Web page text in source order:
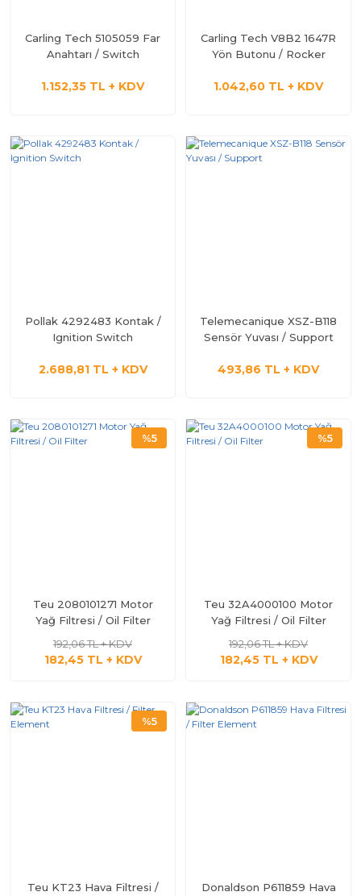
Carling Tech 5105059 Far
Anahtarı / Switch
1.152,35 TL + KDV
Carling Tech V8B2 1647R
Yön Butonu / Rocker
1.042,60 TL + KDV
Pollak 4292483 Kontak /
Ignition Switch
2.688,81 TL + KDV
Telemecanique XSZ-B118
Sensör Yuvası / Support
493,86 TL + KDV
%5
Teu 2080101271 Motor
Yağ Filtresi / Oil Filter
192,06 TL + KDV
182,45 TL + KDV
%5
Teu 32A4000100 Motor
Yağ Filtresi / Oil Filter
192,06 TL + KDV
182,45 TL + KDV
%5
Teu KT23 Hava Filtresi /
Donaldson P611859 Hava